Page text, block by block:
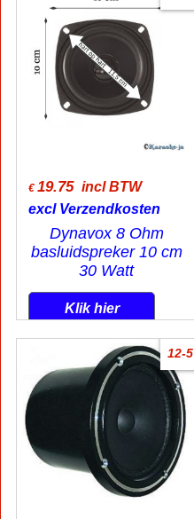
€ 19.75 incl BTW
excl Verzendkosten
Dynavox 8 Ohm
basluidspreker 10 cm
30 Watt
Klik hier
12-5